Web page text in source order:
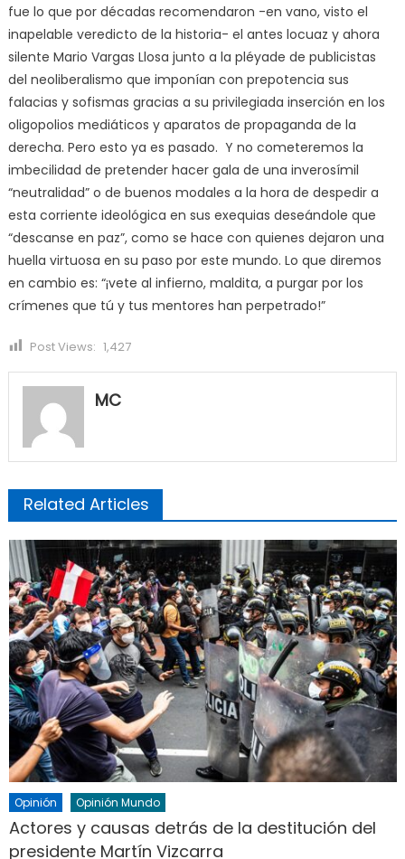
fue lo que por décadas recomendaron -en vano, visto el
inapelable veredicto de la historia- el antes locuaz y ahora
silente Mario Vargas Llosa junto a la pléyade de publicistas
del neoliberalismo que imponían con prepotencia sus
falacias y sofismas gracias a su privilegiada inserción en los
oligopolios mediáticos y aparatos de propaganda de la
derecha. Pero esto ya es pasado. Y no cometeremos la
imbecilidad de pretender hacer gala de una inverosímil
“neutralidad” o de buenos modales a la hora de despedir a
esta corriente ideológica en sus exequias deseándole que
“descanse en paz”, como se hace con quienes dejaron una
huella virtuosa en su paso por este mundo. Lo que diremos
en cambio es: “¡vete al infierno, maldita, a purgar por los
crímenes que tú y tus mentores han perpetrado!”
Post Views: 1,427
MC
Related Articles
Opinión Opinión Mundo
Actores y causas detrás de la destitución del
presidente Martín Vizcarra